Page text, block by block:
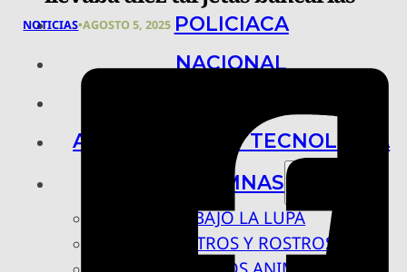
POLICIACA
NACIONAL
ARTE, CIENCIA Y TECNOLOGÍA
COLUMNAS
BAJO LA LUPA
RASTROS Y ROSTROS
NOTICIAS•AGOSTO 5, 2025